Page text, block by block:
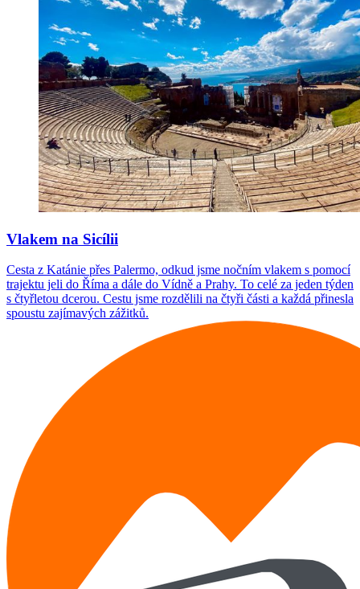
Vlakem na Sicílii
Cesta z Katánie přes Palermo, odkud jsme nočním vlakem s pomocí
trajektu jeli do Říma a dále do Vídně a Prahy. To celé za jeden týden
s čtyřletou dcerou. Cestu jsme rozdělili na čtyři části a každá přinesla
spoustu zajímavých zážitků.